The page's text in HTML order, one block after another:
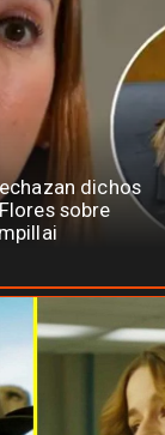
dichos
sobre